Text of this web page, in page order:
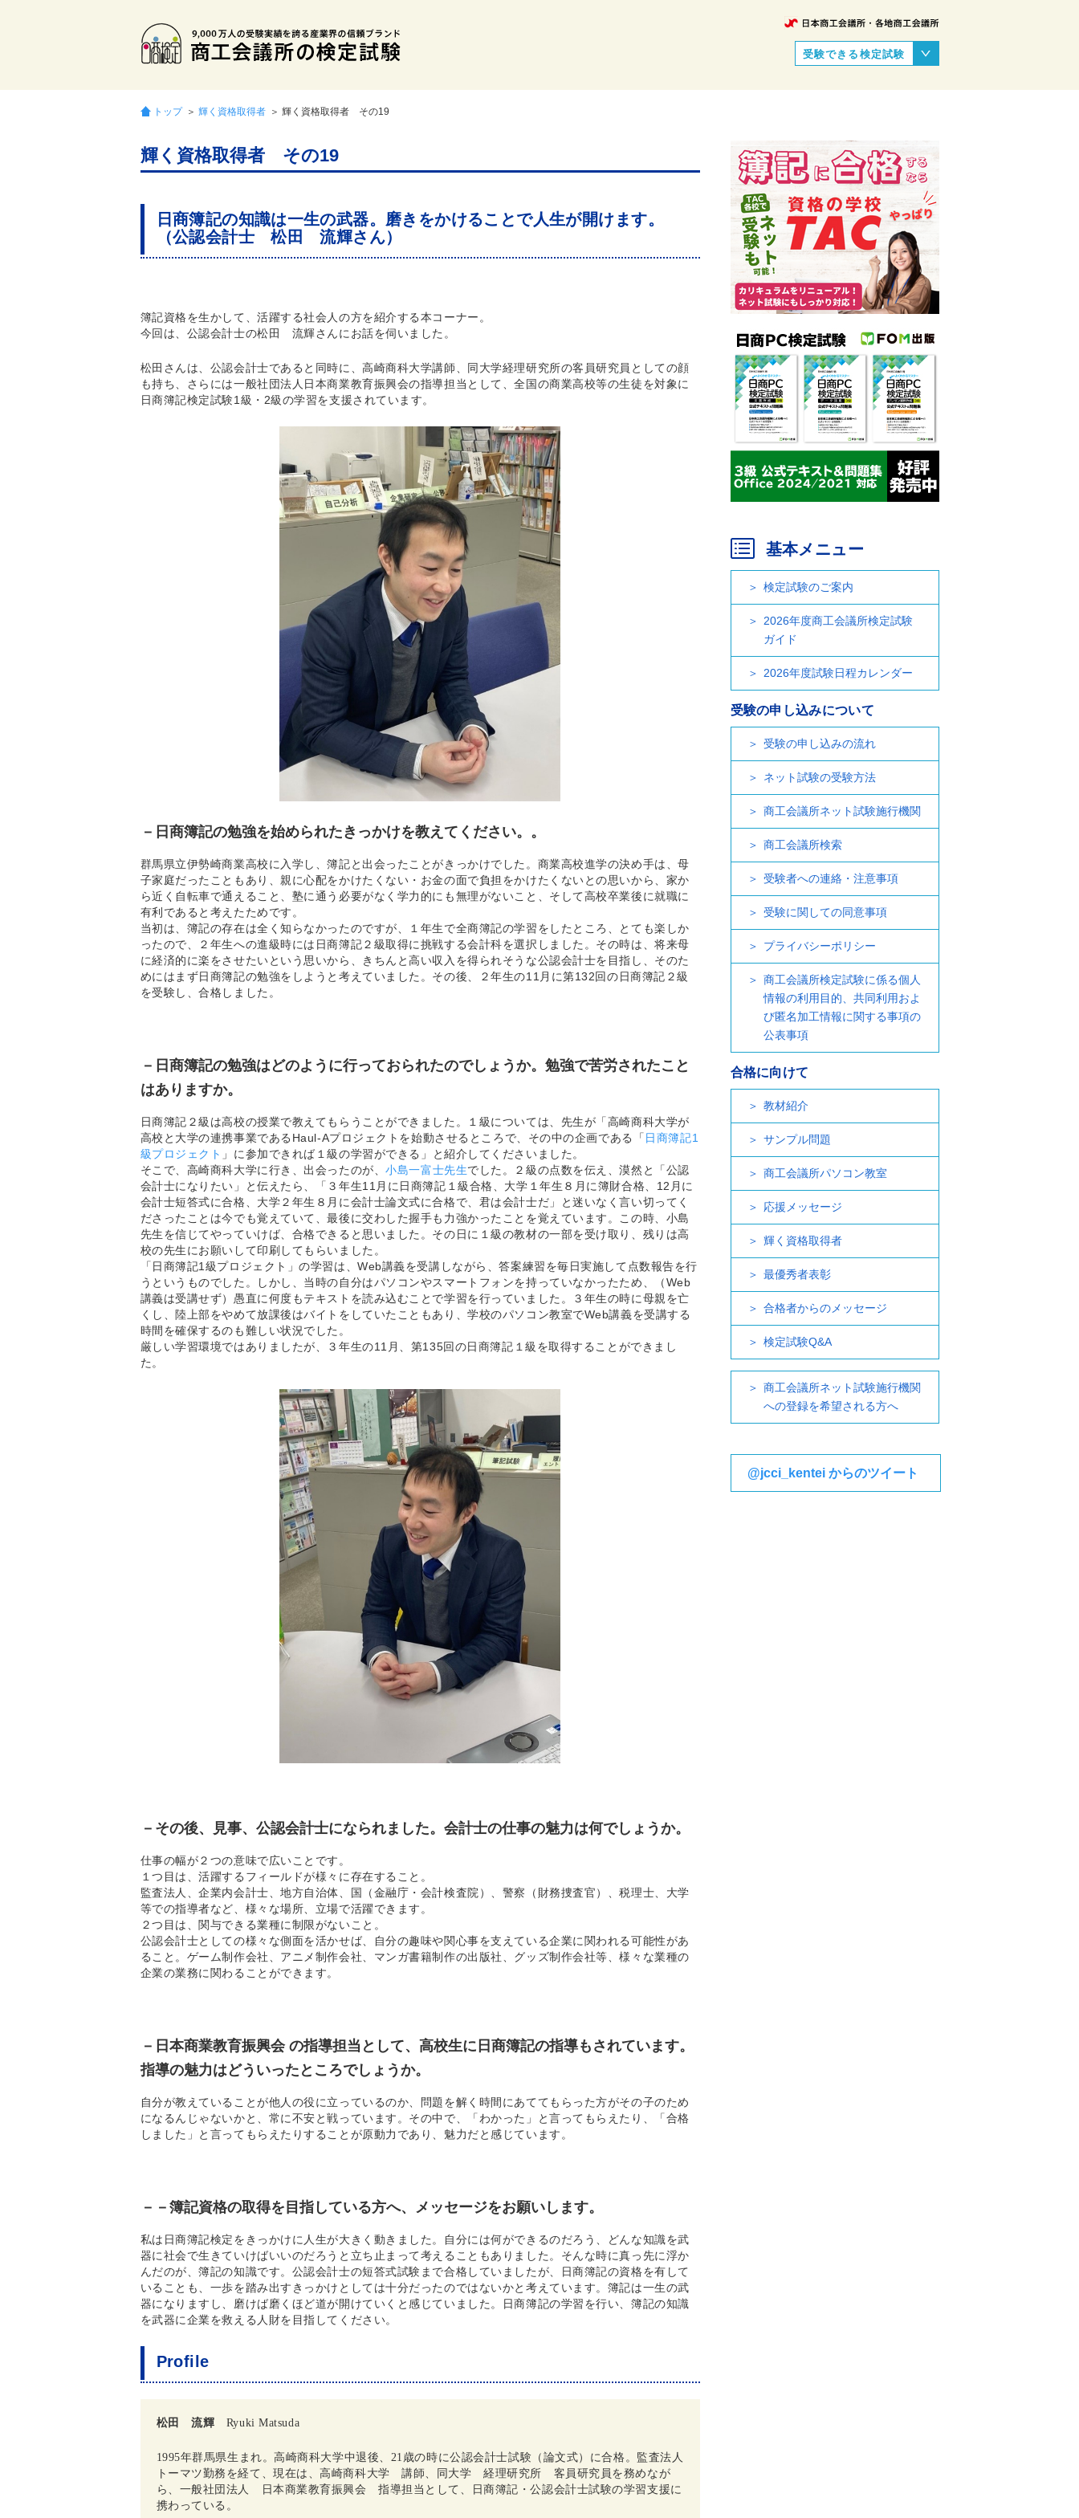
受験できる検定試験
トップ ＞ 輝く資格取得者 ＞ 輝く資格取得者 その19
輝く資格取得者 その19
日商簿記の知識は一生の武器。磨きをかけることで人生が開けます。
（公認会計士 松田 流輝さん）
簿記資格を生かして、活躍する社会人の方を紹介する本コーナー。
今回は、公認会計士の松田 流輝さんにお話を伺いました。
松田さんは、公認会計士であると同時に、高崎商科大学講師、同大学経理研究所の客員研究員としての顔
も持ち、さらには一般社団法人日本商業教育振興会の指導担当として、全国の商業高校等の生徒を対象に
日商簿記検定試験1級・2級の学習を支援されています。
－ 日商簿記の勉強を始められたきっかけを教えてください。 。
群馬県立伊勢崎商業高校に入学し、簿記と出会ったことがきっかけでした。商業高校進学の決め手は、母
子家庭だったこともあり、親に心配をかけたくない・お金の面で負担をかけたくないとの思いから、家か
ら近く自転車で通えること、塾に通う必要がなく学力的にも無理がないこと、そして高校卒業後に就職に
有利であると考えたためです。
当初は、簿記の存在は全く知らなかったのですが、１年生で全商簿記の学習をしたところ、とても楽しか
ったので、２年生への進級時には日商簿記２級取得に挑戦する会計科を選択しました。その時は、将来母
に経済的に楽をさせたいという思いから、きちんと高い収入を得られそうな公認会計士を目指し、そのた
めにはまず日商簿記の勉強をしようと考えていました。その後、２年生の11月に第132回の日商簿記２級
を受験し、合格しました。
－日商簿記の勉強はどのように行っておられたのでしょうか。勉強で苦労されたこと
はありますか。
日商簿記２級は高校の授業で教えてもらうことができました。１級については、先生が「高崎商科大学が
高校と大学の連携事業であるHaul-Aプロジェクトを始動させるところで、その中の企画である「 日商簿記1
級プロジェクト 」に参加できれば１級の学習ができる」と紹介してくださいました。
そこで、高崎商科大学に行き、出会ったのが、小島一富士先生でした。２級の点数を伝え、漠然と「公認
会計士になりたい」と伝えたら、「３年生11月に日商簿記１級合格、大学１年生８月に簿財合格、12月に
会計士短答式に合格、大学２年生８月に会計士論文式に合格で、君は会計士だ」と迷いなく言い切ってく
ださったことは今でも覚えていて、最後に交わした握手も力強かったことを覚えています。この時、小島
先生を信じてやっていけば、合格できると思いました。その日に１級の教材の一部を受け取り、残りは高
校の先生にお願いして印刷してもらいました。
「日商簿記1級プロジェクト」の学習は、Web講義を受講しながら、答案練習を毎日実施して点数報告を行
うというものでした。しかし、当時の自分はパソコンやスマートフォンを持っていなかったため、（Web
講義は受講せず）愚直に何度もテキストを読み込むことで学習を行っていました。３年生の時に母親を亡
くし、陸上部をやめて放課後はバイトをしていたこともあり、学校のパソコン教室でWeb講義を受講する
時間を確保するのも難しい状況でした。
厳しい学習環境ではありましたが、３年生の11月、第135回の日商簿記１級を取得することができまし
た。
－その後、見事、公認会計士になられました。会計士の仕事の魅力は何でしょうか。
仕事の幅が２つの意味で広いことです。
１つ目は、活躍するフィールドが様々に存在すること。
監査法人、企業内会計士、地方自治体、国（金融庁・会計検査院）、警察（財務捜査官）、税理士、大学
等での指導者など、様々な場所、立場で活躍できます。
２つ目は、関与できる業種に制限がないこと。
公認会計士としての様々な側面を活かせば、自分の趣味や関心事を支えている企業に関われる可能性があ
ること。ゲーム制作会社、アニメ制作会社、マンガ書籍制作の出版社、グッズ制作会社等、様々な業種の
企業の業務に関わることができます。
－日本商業教育振興会 の指導担当として、高校生に日商簿記の指導もされています。
指導の魅力はどういったところでしょうか。
自分が教えていることが他人の役に立っているのか、問題を解く時間にあててもらった方がその子のため
になるんじゃないかと、常に不安と戦っています。その中で、「わかった」と言ってもらえたり、「合格
しました」と言ってもらえたりすることが原動力であり、魅力だと感じています。
－ －簿記資格の取得を目指している方へ、メッセージをお願いします。
私は日商簿記検定をきっかけに人生が大きく動きました。自分には何ができるのだろう、どんな知識を武
器に社会で生きていけばいいのだろうと立ち止まって考えることもありました。そんな時に真っ先に浮か
んだのが、簿記の知識です。公認会計士の短答式試験まで合格していましたが、日商簿記の資格を有して
いることも、一歩を踏み出すきっかけとしては十分だったのではないかと考えています。簿記は一生の武
器になりますし、磨けば磨くほど道が開けていくと感じていました。日商簿記の学習を行い、簿記の知識
を武器に企業を救える人財を目指してください。
Profile
松田 流輝 Ryuki Matsuda
1995年群馬県生まれ。高崎商科大学中退後、21歳の時に公認会計士試験（論文式）に合格。監査法人
トーマツ勤務を経て、現在は、高崎商科大学 講師、同大学 経理研究所 客員研究員を務めなが
ら、一般社団法人 日本商業教育振興会 指導担当として、日商簿記・公認会計士試験の学習支援に
携わっている。
基本メニュー
検定試験のご案内
2026年度商工会議所検定試験
ガイド
2026年度試験日程カレンダー
受験の申し込みについて
受験の申し込みの流れ
ネット試験の受験方法
商工会議所ネット試験施行機関
商工会議所検索
受験者への連絡・注意事項
受験に関しての同意事項
プライバシーポリシー
商工会議所検定試験に係る個人
情報の利用目的、共同利用およ
び匿名加工情報に関する事項の
公表事項
合格に向けて
教材紹介
サンプル問題
商工会議所パソコン教室
応援メッセージ
輝く資格取得者
最優秀者表彰
合格者からのメッセージ
検定試験Q&A
商工会議所ネット試験施行機関
への登録を希望される方へ
@jcci_kentei からのツイート